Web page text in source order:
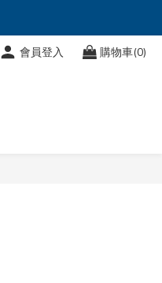
會員登入 購物車(0)